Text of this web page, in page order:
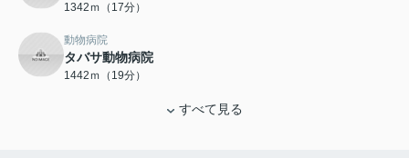
1342ｍ（17分）
動物病院
タバサ動物病院
1442ｍ（19分）
すべて見る